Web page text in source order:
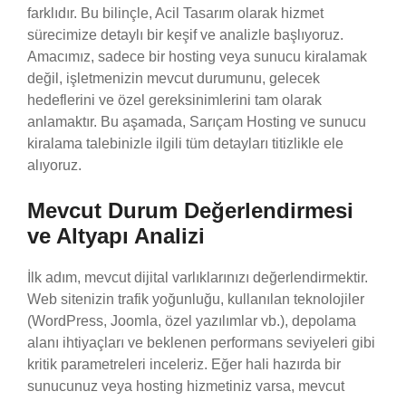
farklıdır. Bu bilinçle, Acil Tasarım olarak hizmet
sürecimize detaylı bir keşif ve analizle başlıyoruz.
Amacımız, sadece bir hosting veya sunucu kiralamak
değil, işletmenizin mevcut durumunu, gelecek
hedeflerini ve özel gereksinimlerini tam olarak
anlamaktır. Bu aşamada, Sarıçam Hosting ve sunucu
kiralama talebinizle ilgili tüm detayları titizlikle ele
alıyoruz.
Mevcut Durum Değerlendirmesi
ve Altyapı Analizi
İlk adım, mevcut dijital varlıklarınızı değerlendirmektir.
Web sitenizin trafik yoğunluğu, kullanılan teknolojiler
(WordPress, Joomla, özel yazılımlar vb.), depolama
alanı ihtiyaçları ve beklenen performans seviyeleri gibi
kritik parametreleri inceleriz. Eğer hali hazırda bir
sunucunuz veya hosting hizmetiniz varsa, mevcut